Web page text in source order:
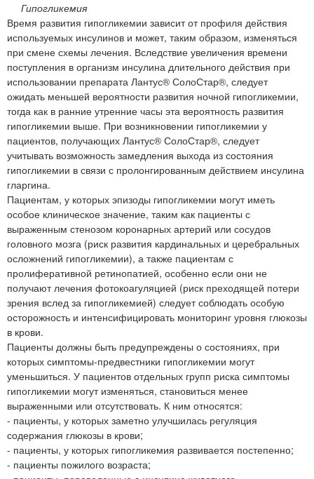
Гипогликемия
Время развития гипогликемии зависит от профиля действия
используемых инсулинов и может, таким образом, изменяться
при смене схемы лечения. Вследствие увеличения времени
поступления в организм инсулина длительного действия при
использовании препарата Лантус® СолоСтар®, следует
ожидать меньшей вероятности развития ночной гипогликемии,
тогда как в ранние утренние часы эта вероятность развития
гипогликемии выше. При возникновении гипогликемии у
пациентов, получающих Лантус® СолоСтар®, следует
учитывать возможность замедления выхода из состояния
гипогликемии в связи с пролонгированным действием инсулина
гларгина.
Пациентам, у которых эпизоды гипогликемии могут иметь
особое клиническое значение, таким как пациенты с
выраженным стенозом коронарных артерий или сосудов
головного мозга (риск развития кардинальных и церебральных
осложнений гипогликемии), а также пациентам с
пролиферативной ретинопатией, особенно если они не
получают лечения фотокоагуляцией (риск преходящей потери
зрения вслед за гипогликемией) следует соблюдать особую
осторожность и интенсифицировать мониторинг уровня глюкозы
в крови.
Пациенты должны быть предупреждены о состояниях, при
которых симптомы-предвестники гипогликемии могут
уменьшиться. У пациентов отдельных групп риска симптомы
гипогликемии могут изменяться, становиться менее
выраженными или отсутствовать. К ним относятся:
- пациенты, у которых заметно улучшилась регуляция
содержания глюкозы в крови;
- пациенты, у которых гипогликемия развивается постепенно;
- пациенты пожилого возраста;